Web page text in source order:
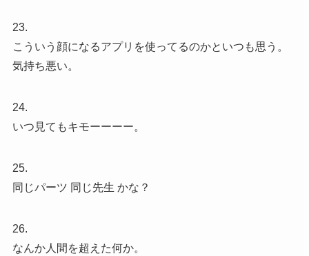
23.
こういう顔になるアプリを使ってるのかといつも思う。
気持ち悪い。
24.
いつ見てもキモーーーー。
25.
同じパーツ 同じ先生 かな？
26.
なんか人間を超えた何か。